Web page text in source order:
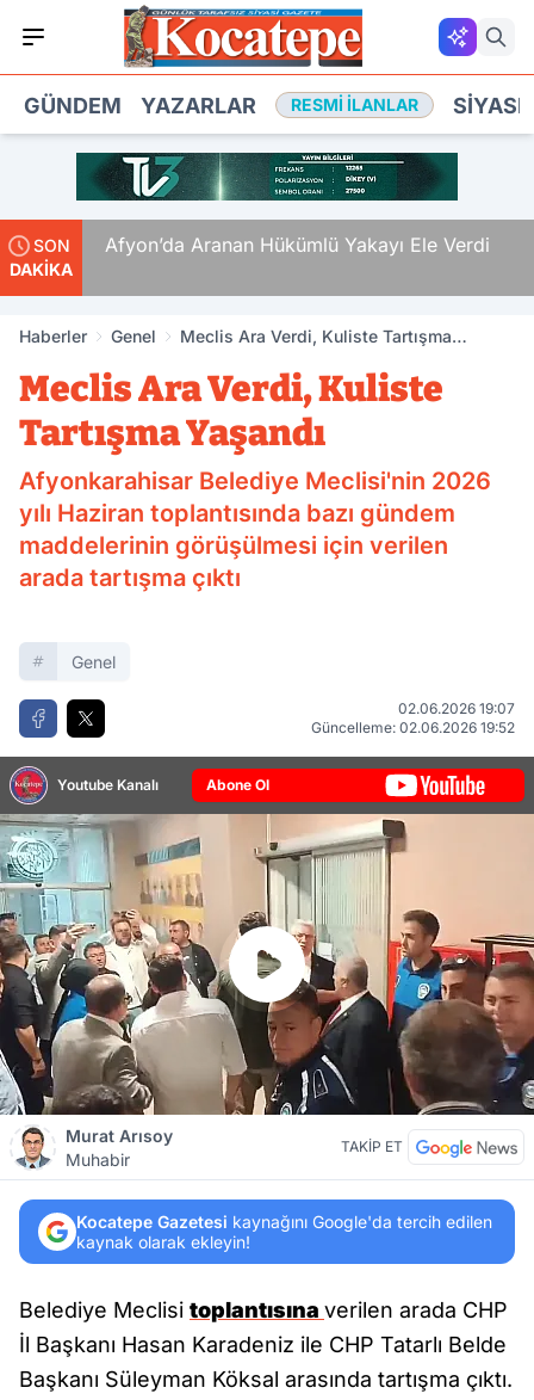
GÜNDEM YAZARLAR RESMI İLANLAR
SON
DAKİKA
Afyon’da Aranan Hükümlü Yakayı Ele Verdi
Haberler Genel
Meclis Ara Verdi, Kuliste Tartışma
Meclis Ara Verdi, Kuliste
Tartışma Yaşandı
Afyonkarahisar Belediye Meclisi'nin 2026
yılı Haziran toplantısında bazı gündem
maddelerinin görüşülmesi için verilen
arada tartışma çıktı
Genel
02.06.2026 19:07
Güncelleme: 02.06.2026 19:52
Youtube Kanalı Abone Ol
Murat Arısoy
Muhabir
TAKİP ET
Kocatepe Gazetesi kaynağını Google'da tercih edilen
kaynak olarak ekleyin!
Belediye Meclisi toplantısına verilen arada CHP
İl Başkanı Hasan Karadeniz ile CHP Tatarlı Belde
Başkanı Süleyman Köksal arasında tartışma çıktı.